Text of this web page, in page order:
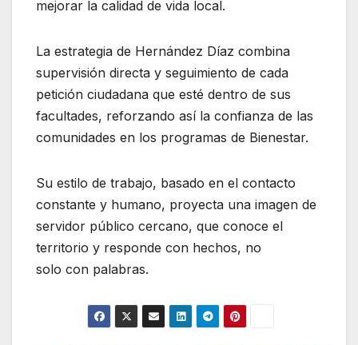
mejorar la calidad de vida local.
La estrategia de Hernández Díaz combina
supervisión directa y seguimiento de cada
petición ciudadana que esté dentro de sus
facultades, reforzando así la confianza de las
comunidades en los programas de Bienestar.
Su estilo de trabajo, basado en el contacto
constante y humano, proyecta una imagen de
servidor público cercano, que conoce el
territorio y responde con hechos, no
solo con palabras.